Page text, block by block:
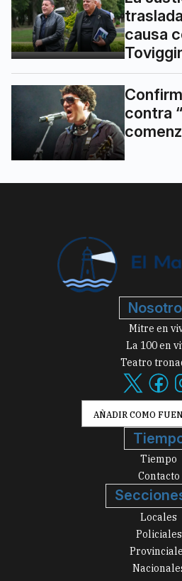
causa
contra
Mitre en
La 100 en
Teatro
AÑADIR COMO
Tiempo
Contacto
Locales
Policiales